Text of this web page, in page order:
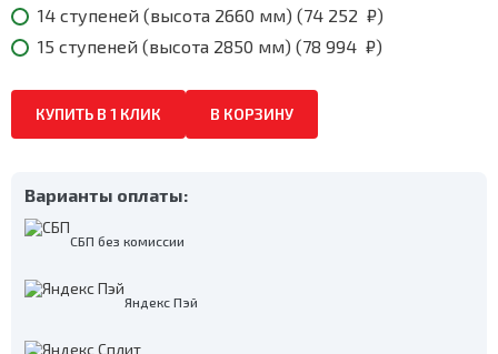
14 ступеней (высота 2660 мм) (74 252 ₽)
15 ступеней (высота 2850 мм) (78 994 ₽)
КУПИТЬ В 1 КЛИК В КОРЗИНУ
Варианты оплаты:
СБП без комиссии
Яндекс Пэй